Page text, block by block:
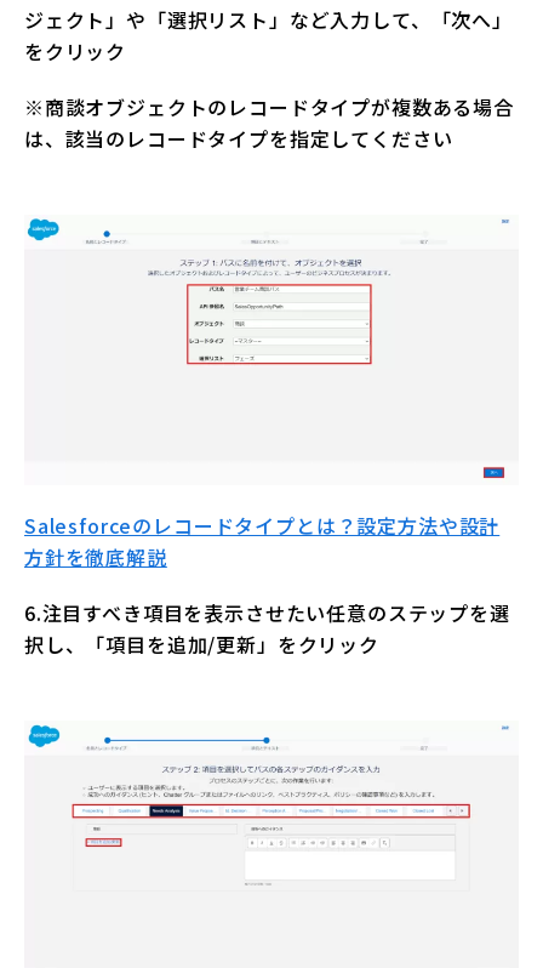
ジェクト」や「選択リスト」など入力して、「次へ」
をクリック
※商談オブジェクトのレコードタイプが複数ある場合
は、該当のレコードタイプを指定してください
Salesforceのレコードタイプとは？設定方法や設計
方針を徹底解説
6.注目すべき項目を表示させたい任意のステップを選
択し、「項目を追加/更新」をクリック